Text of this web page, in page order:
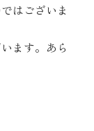
はございま
ます。あら